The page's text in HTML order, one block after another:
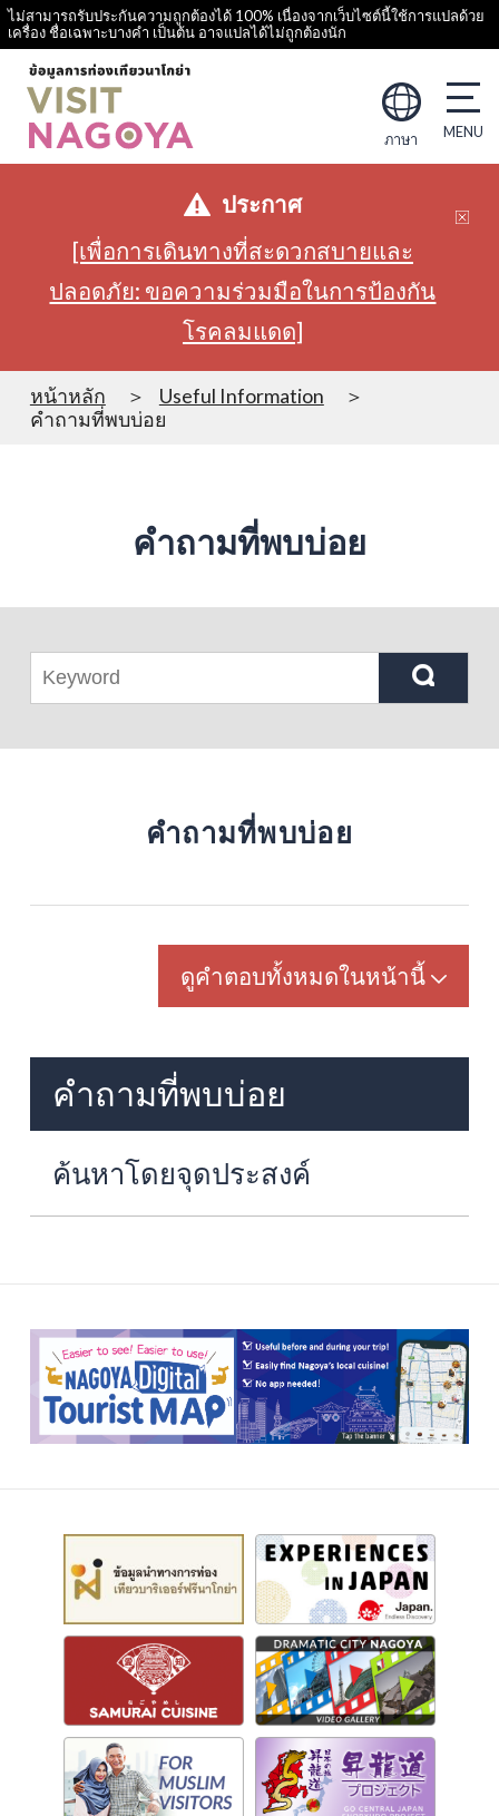
ไม่สามารถรับประกันความถูกต้องได้ 100% เนื่องจากเว็บไซต์นี้ใช้การแปลด้วย
เครื่อง ชื่อเฉพาะบางคำ เป็นต้น อาจแปลได้ไม่ถูกต้องนัก
ภาษา
ประกาศ
[เพื่อการเดินทางที่สะดวกสบายและ
ปลอดภัย: ขอความร่วมมือในการป้องกัน
โรคลมแดด]
หน้าหลัก
Useful Information
คำถามที่พบบ่อย
คำถามที่พบบ่อย
คำถามที่พบบ่อย
ดูคำตอบทั้งหมดในหน้านี้
คำถามที่พบบ่อย
ค้นหาโดยจุดประสงค์